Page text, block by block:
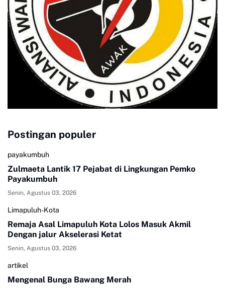
Postingan populer
payakumbuh
Zulmaeta Lantik 17 Pejabat di Lingkungan Pemko
Payakumbuh
Senin, Agustus 03, 2026
Limapuluh-Kota
Remaja Asal Limapuluh Kota Lolos Masuk Akmil
Dengan jalur Akselerasi Ketat
Senin, Agustus 03, 2026
artikel
Mengenal Bunga Bawang Merah